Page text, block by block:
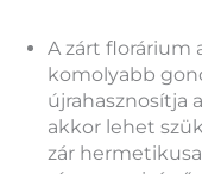
A zárt florárium
komolyabb
újrahasznosítja
akkor lehet
zár